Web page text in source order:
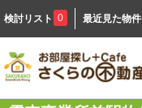
検討リスト 0 最近見た物件